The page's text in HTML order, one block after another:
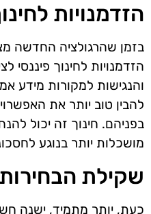
הזדמנויות
בזמן שהרגולציה החדשה
הזדמנויות לחינוך פיננסי
והנגישות למקורות מידע
להבין טוב יותר את
בפניהם. חינוך זה יכול
מושכלות יותר בנוגע
שקילת
כעת, יותר מתמיד, ישנה